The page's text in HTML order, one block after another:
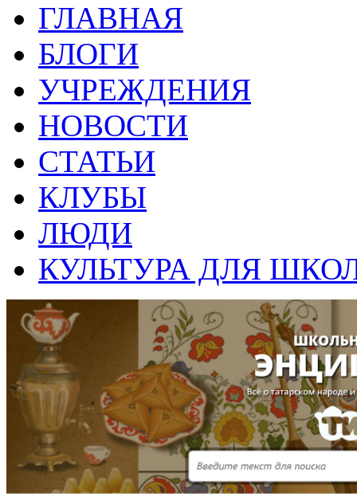
ГЛАВНАЯ
БЛОГИ
УЧРЕЖДЕНИЯ
НОВОСТИ
СТАТЬИ
КЛУБЫ
ЛЮДИ
КУЛЬТУРА ДЛЯ